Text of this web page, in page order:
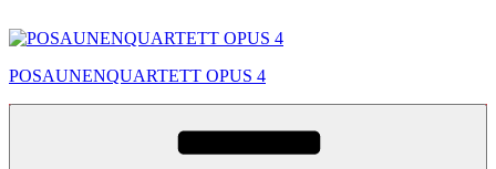
Inhalt
POSAUNENQUARTETT OPUS 4